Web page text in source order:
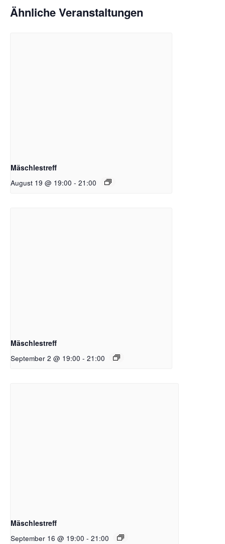
Ähnliche Veranstaltungen
Mäschlestreff
August 19 @ 19:00 - 21:00
Mäschlestreff
September 2 @ 19:00 - 21:00
Mäschlestreff
September 16 @ 19:00 - 21:00